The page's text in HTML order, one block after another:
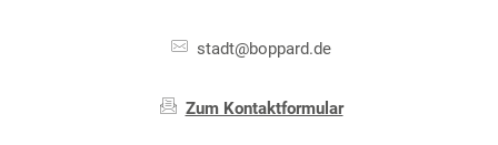
stadt@boppard.de
Zum Kontaktformular